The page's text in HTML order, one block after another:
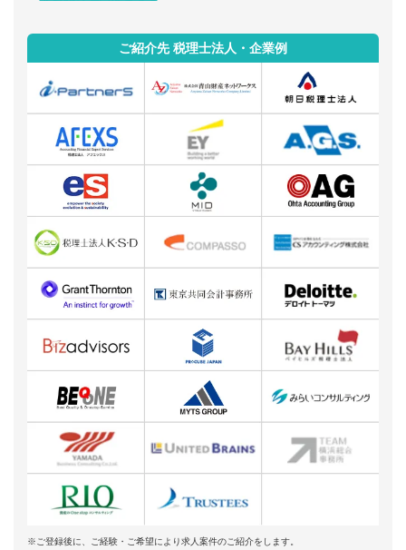
ご紹介先 税理士法人・企業例
※ご登録後に、ご経験・ご希望により求人案件のご紹介をします。